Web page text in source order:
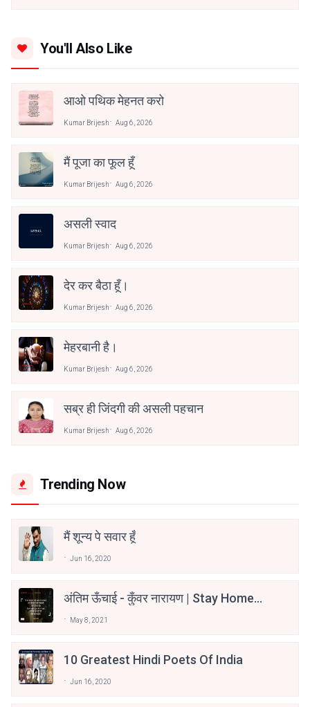
You'll Also Like
आओ पथिक मेहनत करो
Kumar Brijesh Aug 6, 2026
मैं पूजा का फूल हूँ
Kumar Brijesh Aug 6, 2026
असली स्वाद
Kumar Brijesh Aug 6, 2026
देर कर बैठा हूँ।
Kumar Brijesh Aug 6, 2026
मेहरबानी है।
Kumar Brijesh Aug 6, 2026
सब्र ही जिंदगी की असली पहचान
Kumar Brijesh Aug 6, 2026
Trending Now
मैं शून्य पे सवार हूँ
Jun 16, 2020
अंतिम ऊँचाई - कुँवर नारायण | Stay Home
May 8, 2021
10 Greatest Hindi Poets Of India
Jun 16, 2020